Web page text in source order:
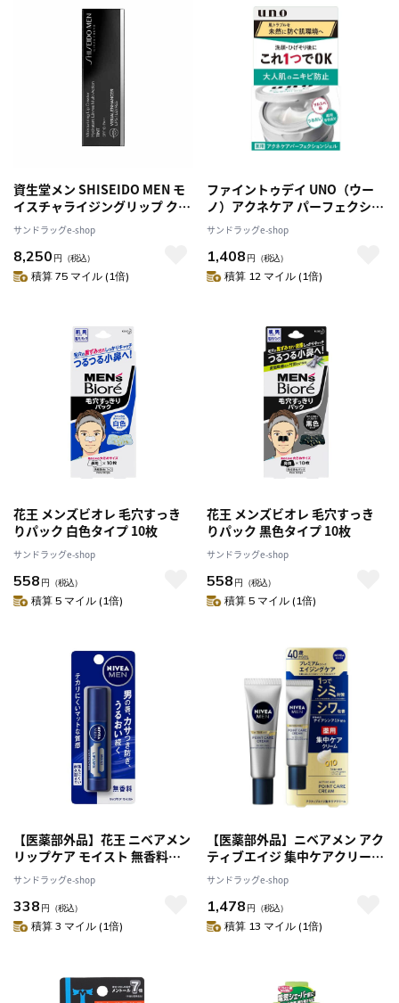
資生堂メン SHISEIDO MEN モ
イスチャライジングリップ クリ
エイター ティント 2g【3個セッ
ト】
サンドラッグe-shop
8,250 円 （税込）
積算 75 マイル (1倍)
ファイントゥデイ UNO（ウー
ノ）アクネケア パーフェクショ
ンジェル 90g
サンドラッグe-shop
1,408 円 （税込）
積算 12 マイル (1倍)
花王 メンズビオレ 毛穴すっき
りパック 白色タイプ 10枚
サンドラッグe-shop
558 円 （税込）
積算 5 マイル (1倍)
花王 メンズビオレ 毛穴すっき
りパック 黒色タイプ 10枚
サンドラッグe-shop
558 円 （税込）
積算 5 マイル (1倍)
【医薬部外品】花王 ニベアメン
リップケア モイスト 無香料
3.5g
サンドラッグe-shop
338 円 （税込）
積算 3 マイル (1倍)
【医薬部外品】ニベアメン アク
ティブエイジ 集中ケアクリーム
20g
サンドラッグe-shop
1,478 円 （税込）
積算 13 マイル (1倍)